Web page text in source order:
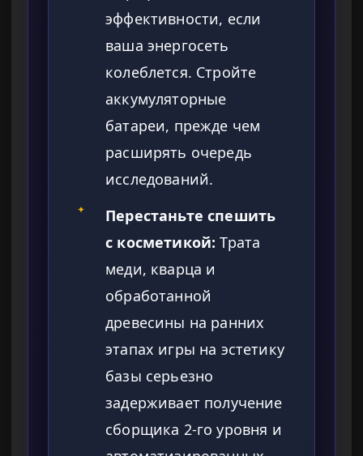
эффективности, если
ваша энергосеть
колеблется. Стройте
аккумуляторные
батареи, прежде чем
расширять очередь
исследований.
✦
Перестаньте спешить
с косметикой: Трата
меди, кварца и
обработанной
древесины на ранних
этапах игры на эстетику
базы серьезно
задерживает получение
сборщика 2-го уровня и